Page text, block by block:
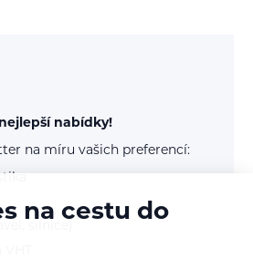
nabídky!
na míru vašich preferencí:
silnice)
na cestu do